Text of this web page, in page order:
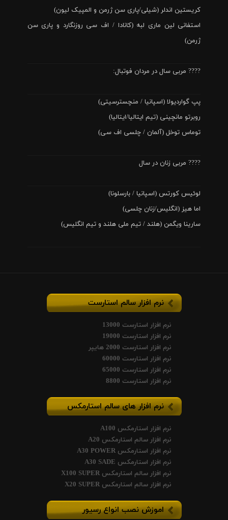
کریستین اندلر (شیلی/پاری سن ژرمن و المپیک لیون)
استفانی لین ماری لبه (کانادا / اف سی روزنگارد و پاری سن
ژرمن)
???? مربی سال در مردان فوتبال:
پپ گواردیولا (اسپانیا / منچسترسیتی)
روبرتو مانچینی (تیم ایتالیا/ایتالیا)
توماس توخل (آلمان / چلسی اف سی)
???? مربی زنان در سال
لوئیس کورتس (اسپانیا / بارسلونا)
اما هیز (انگلیس/زنان چلسی)
سارینا ویگمن (هلند / تیم ملی هلند و تیم انگلیس)
نرم افزار سالم استارست
نرم افزار استارست 13000
نرم افزار استارست 19000
نرم افزار استارست 2000 هایپر
نرم افزار استارست 60000
نرم افزار استارست 65000
نرم افزار استارست 8800
نرم افزار های سالم استارمکس
نرم افزار استارمکس A100
نرم افزار سالم استارمکس A20
نرم افزار استارمکس A30 POWER
نرم افزار استارمکس A30 SADE
نرم افزار سالم استارمکس X100 SUPER
نرم افزار سالم استارمکس X20 SUPER
اموزش نصب انواع رسیور